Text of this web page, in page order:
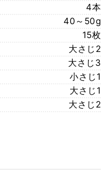
4本
40～50g
15枚
大さじ2
大さじ3
小さじ1
大さじ1
大さじ2